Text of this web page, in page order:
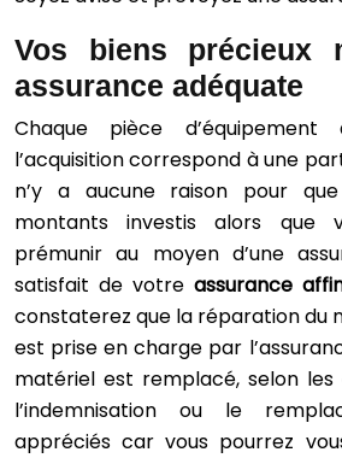
Vos biens précieux
assurance adéquate
Chaque pièce
l’acquisition correspond à une
n’y a aucune raison pour
montants investis alors que
prémunir au moyen d’une
satisfait de votre assurance
constaterez que la réparation du
est prise en charge par
matériel est remplacé, selon les
l’indemnisation ou le
appréciés car vous pourrez